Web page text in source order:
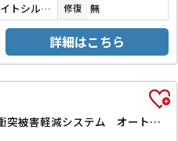
ブライトシルバーメタリック 修復 無
詳細はこちら
L SAIII クリアランスソナー 衝突被害軽減システム オートマチックハイビーム オートライト アイドリングストップ AT ESC CD ミュージックプレイヤー接続可 エアコン パワーステアリング パワーウィンドウ